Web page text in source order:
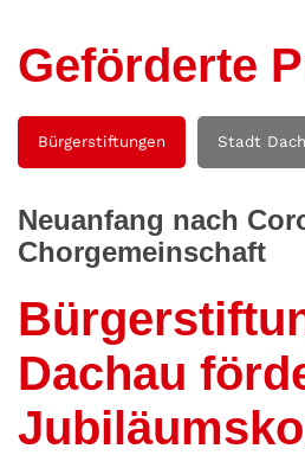
Geförderte
Bürgerstiftungen Stadt
Neuanfang nach
Chorgemeinschaft
Dachau